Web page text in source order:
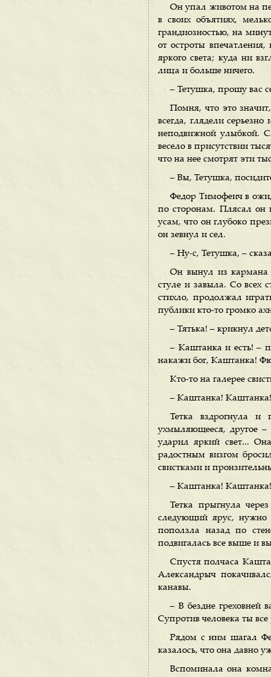
Он упал животом на
в своих объятиях,
грандиозностью, на
от остроты
яркого света; куда ни
лица и больше ничего.
– Тетушка, прошу вас
Помня, что это
всегда, глядели
неподвижной улыбкой.
весело в присутствии
что на нее смотрят эти
– Вы, Тетушка,
Федор Тимофеич в
по сторонам. Плясал он
усам, что он глубоко
он зевнул и сел.
– Ну-с, Тетушка, –
Он вынул из кармана
стуле и завыла. Со всех
стихло, продолжал
публики кто-то громко
– Тятька! – крикнул
– Каштанка и есть! –
накажи бог, Каштанка!
Кто-то на галерее
– Каштанка! Каштанка!
Тетка вздрогнула и
ухмыляющееся, другое
ударил яркий свет...
радостным визгом
свистками и
– Каштанка! Каштанка!
Тетка прыгнула
следующий ярус, нужно
поползла назад по
подвигалась все выше и
Спустя полчаса
Александрыч
канавы.
– В бездне греховней
Супротив человека ты
Рядом с ним шагал
казалось, что она давно
Вспоминала она